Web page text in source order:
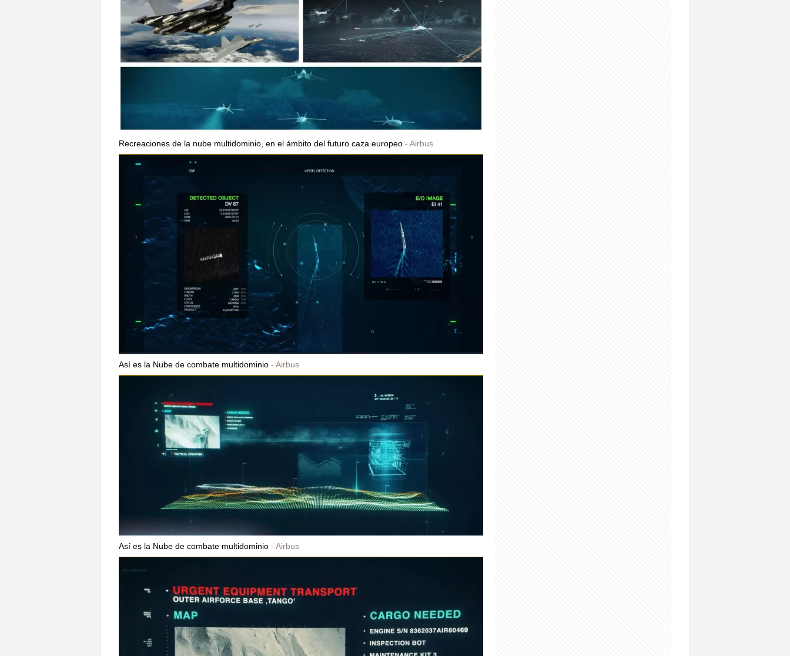
Recreaciones de la nube multidominio, en el ámbito del futuro caza europeo Airbus
Así es la Nube de combate multidominio Airbus
Así es la Nube de combate multidominio Airbus